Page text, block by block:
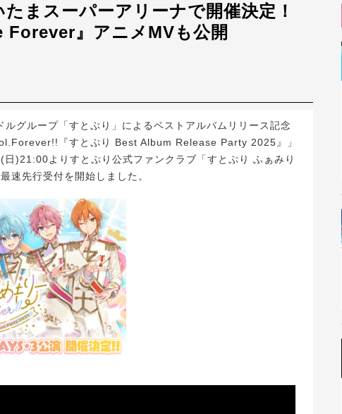
まスーパーアリーナで開催決定！
Forever』アニメMVも公開
グループ「すとぷり」によるベストアルバムリリース記念
『すとぷり Best Album Release Party 2025』」
)21:00よりすとぷり公式ファンクラブ「すとぷり ふぁみり
速先行受付を開始しました。